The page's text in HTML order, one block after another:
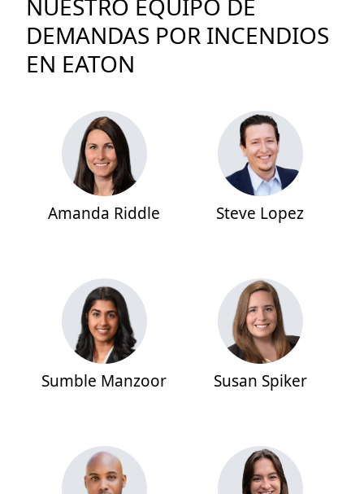
NUESTRO EQUIPO DE
DEMANDAS POR INCENDIOS
EN EATON
Amanda Riddle Steve Lopez
Sumble Manzoor Susan Spiker